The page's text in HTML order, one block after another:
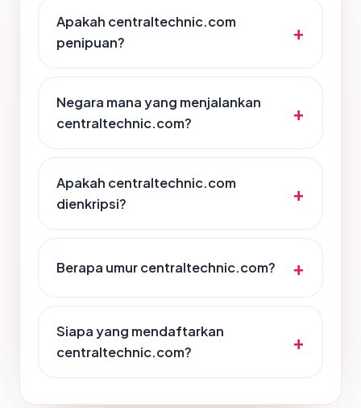
Apakah centraltechnic.com
penipuan?
Negara mana yang menjalankan
centraltechnic.com?
Apakah centraltechnic.com
dienkripsi?
Berapa umur centraltechnic.com?
Siapa yang mendaftarkan
centraltechnic.com?